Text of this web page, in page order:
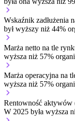
Wskaźnik zadłużenia
był wyższy niż 44%
Marża netto na tle
wyższa niż 57%
Marża operacyjna na
wyższa niż 57%
Rentowność
W 2025 była wyższa